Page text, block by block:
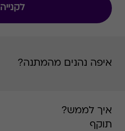
לקנייה
איפה נהנים מהמתנה?
איך לממש?
תוקף